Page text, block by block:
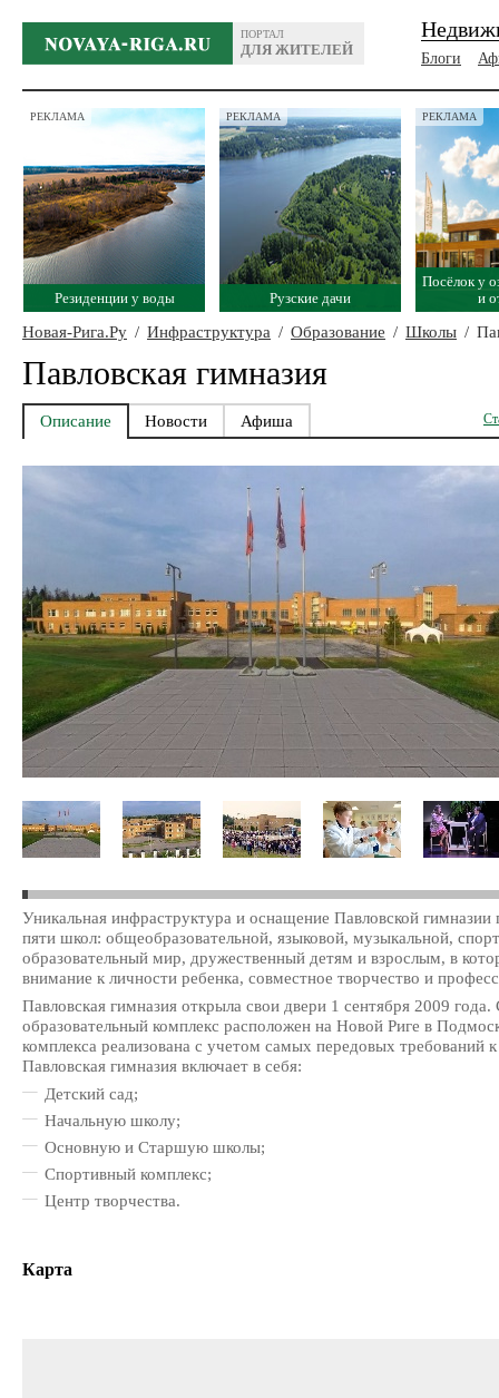
ПОРТАЛ
ДЛЯ ЖИТЕЛЕЙ
Блоги
РЕКЛАМА
Резиденции у воды
РЕКЛАМА
Рузские дачи
РЕКЛАМА
Посёлок у
и
Новая-Рига.Ру / Инфраструктура / Образование / Школы /
Павловская гимназия
Описание Новости Афиша
Уникальная инфраструктура и оснащение Павловской гимназии
пяти школ: общеобразовательной, языковой, музыкальной,
образовательный мир, дружественный детям и взрослым, в
внимание к личности ребенка, совместное творчество и
Павловская гимназия открыла свои двери 1 сентября 2009
образовательный комплекс расположен на Новой Риге в
комплекса реализована с учетом самых передовых требований
Павловская гимназия включает в себя:
Детский сад;
Начальную школу;
Основную и Старшую школы;
Спортивный комплекс;
Центр творчества.
Карта